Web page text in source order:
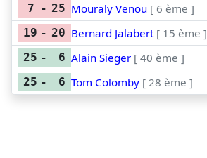
7 - 25 Mouraly Venou [ 6 ème ]
19 - 20 Bernard Jalabert [ 15 ème ]
25 - 6 Alain Sieger [ 40 ème ]
25 - 6 Tom Colomby [ 28 ème ]